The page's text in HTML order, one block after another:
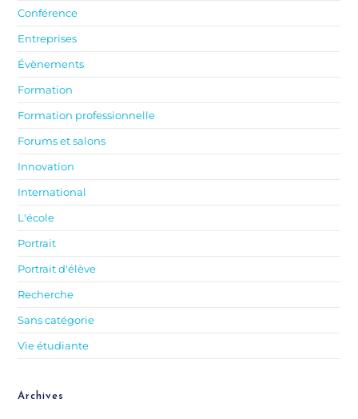
Conférence
Entreprises
Évènements
Formation
Formation professionnelle
Forums et salons
Innovation
International
L'école
Portrait
Portrait d'élève
Recherche
Sans catégorie
Vie étudiante
Archives